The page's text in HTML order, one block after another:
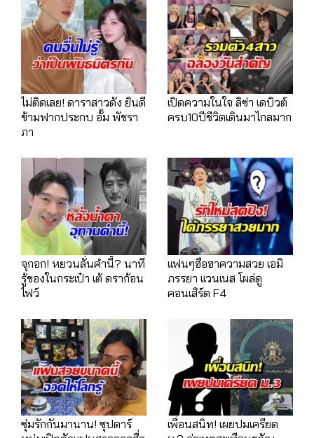
ไม่ติดเลย! ดาราสาวดัง ยินดี
ข้ามฟากประกบ อั้ม พัชรา
ภา
เปิดความในใจ ลิซ่า เดบิวต์
ครบ10ปีชีวิตเดินมาไกลมาก
จุกอก! หยวนลั่นคำนี้? นาที
รู้ของในกระเป๋า เต้ ดราก้อน
ไฟว์
เเฟนๆฮือฮาความสวย เอมิ
ภรรยา เเวนเนส โผล่ดู
คอนเสิร์ต F4
ซุ่มรักกันมานาน! ซุปตาร์
เพื่อนสนิท! เผยปมเครียด